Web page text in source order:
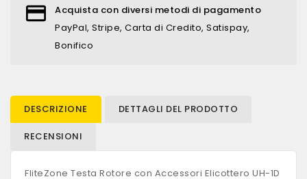
Acquista con diversi metodi di pagamento
PayPal, Stripe, Carta di Credito, Satispay,
Bonifico
DESCRIZIONE DETTAGLI DEL PRODOTTO
RECENSIONI
FliteZone Testa Rotore con Accessori Elicottero UH-1D